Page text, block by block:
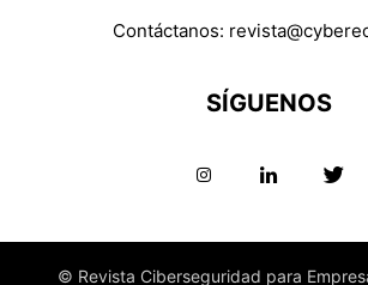
Contáctanos:
SÍGUENOS
© Revista Ciberseguridad para